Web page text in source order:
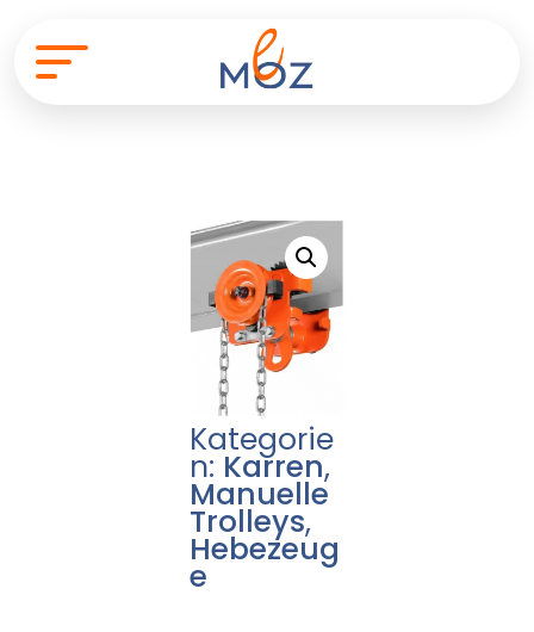
Kategorie
n: Karren,
Manuelle
Trolleys,
Hebezeug
e